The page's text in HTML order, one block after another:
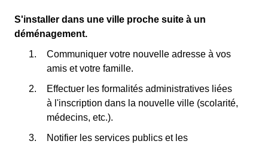
S'installer dans une ville proche suite à un
déménagement.
Communiquer votre nouvelle adresse à vos
amis et votre famille.
Effectuer les formalités administratives liées
à l'inscription dans la nouvelle ville (scolarité,
médecins, etc.).
Notifier les services publics et les